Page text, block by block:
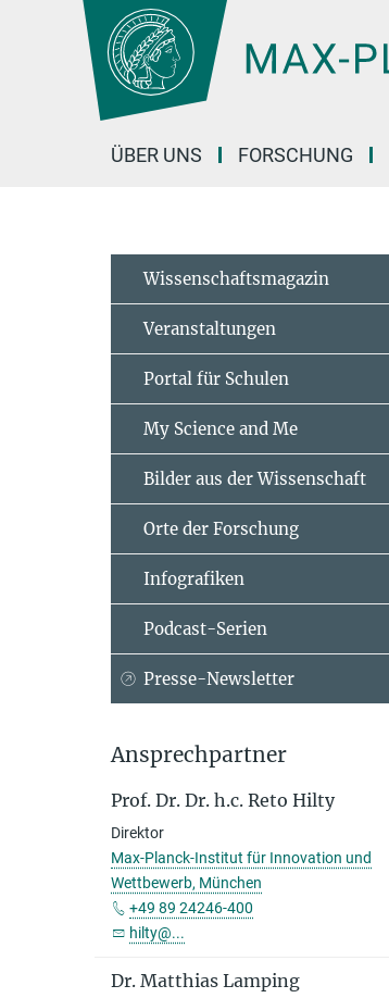
Hauptinhalt
ÜBER UNS FORSCHUNG
Wissenschaftsmagazin
Veranstaltungen
Portal für Schulen
My Science and Me
Bilder aus der Wissenschaft
Orte der Forschung
Infografiken
Podcast-Serien
Presse-Newsletter
Ansprechpartner
Prof. Dr. Dr. h.c. Reto Hilty
Direktor
Max-Planck-Institut für Innovation und
Wettbewerb, München
+49 89 24246-400
hilty@...
Dr. Matthias Lamping